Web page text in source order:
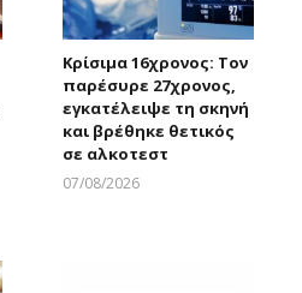
Κρίσιμα 16χρονος: Τον
παρέσυρε 27χρονος,
εγκατέλειψε τη σκηνή
και βρέθηκε θετικός
σε αλκοτεστ
07/08/2026